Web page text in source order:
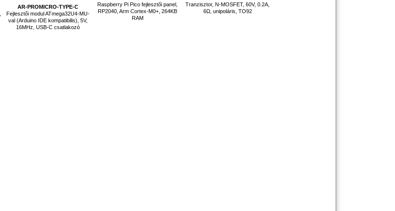
AR-PROMICRO-TYPE-C
Fejlesztői modul ATmega32U4-MU-
val (Arduino IDE kompatibilis), 5V,
16MHz, USB-C csatlakozó
Raspberry Pi Pico fejlesztői panel,
RP2040, Arm Cortex-M0+, 264KB
RAM
Tranzisztor, N-MOSFET, 60V, 0.2A,
6Ω, unipoláris, TO92